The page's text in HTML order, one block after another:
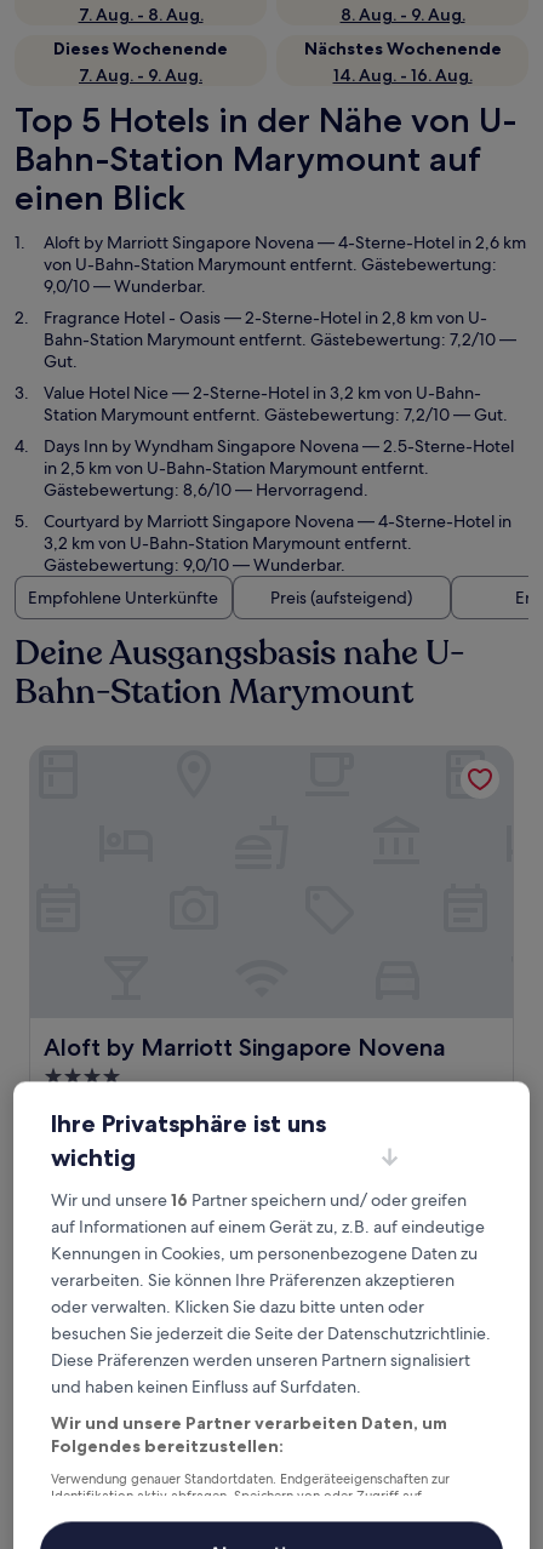
7. Aug. - 8. Aug.
8. Aug. - 9. Aug.
Dieses Wochenende
7. Aug. - 9. Aug.
Nächstes Wochenende
14. Aug. - 16. Aug.
Top 5 Hotels in der Nähe von U-
Bahn-Station Marymount auf
einen Blick
Aloft by Marriott Singapore Novena— 4-Sterne-Hotel in 2,6 km
von U-Bahn-Station Marymount entfernt. Gästebewertung:
9,0/10 — Wunderbar.
Fragrance Hotel - Oasis— 2-Sterne-Hotel in 2,8 km von U-
Bahn-Station Marymount entfernt. Gästebewertung: 7,2/10 —
Gut.
Value Hotel Nice— 2-Sterne-Hotel in 3,2 km von U-Bahn-
Station Marymount entfernt. Gästebewertung: 7,2/10 — Gut.
Days Inn by Wyndham Singapore Novena— 2.5-Sterne-Hotel
in 2,5 km von U-Bahn-Station Marymount entfernt.
Gästebewertung: 8,6/10 — Hervorragend.
Courtyard by Marriott Singapore Novena— 4-Sterne-Hotel in
3,2 km von U-Bahn-Station Marymount entfernt.
Gästebewertung: 9,0/10 — Wunderbar.
Empfohlene Unterkünfte
Preis (aufsteigend)
Deine Ausgangsbasis nahe U-
Bahn-Station Marymount
Aloft by Marriott Singapore Novena
Aloft by Marriott Singapore Novena
4.0-
Unterkunft
9.0
von
Wunderbar,
(228
Bewertungen)
9,0/10 Wunderbar (228 Bewertungen)
Preis
beträgt
158 €
inkl. Steuern & Gebühren
23. Aug.–24. Aug.
Fragrance Hotel - Oasis
Ihre Privatsphäre ist uns
wichtig
Wir und unsere16 Partner speichern und/ oder greifen
auf Informationen auf einem Gerät zu, z.B. auf eindeutige
Kennungen in Cookies, um personenbezogene Daten zu
verarbeiten. Sie können Ihre Präferenzen akzeptieren
oder verwalten. Klicken Sie dazu bitte unten oder
besuchen Sie jederzeit die Seite der Datenschutzrichtlinie.
Diese Präferenzen werden unseren Partnern signalisiert
und haben keinen Einfluss auf Surfdaten.
Wir und unsere Partner verarbeiten Daten, um
Folgendes bereitzustellen:
Verwendung genauer Standortdaten. Endgeräteeigenschaften zur
Identifikation aktiv abfragen. Speichern von oder Zugriff auf
Inhalte, Messung von Werbeleistung und der Performance von Inhalten,